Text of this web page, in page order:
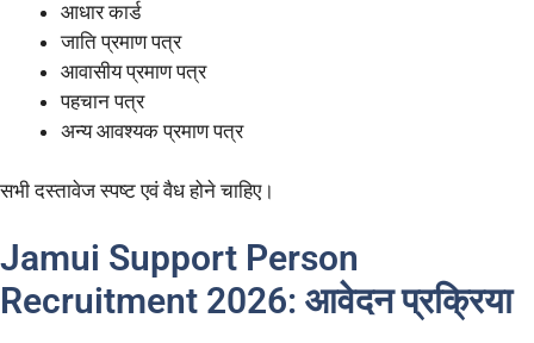
आधार कार्ड
जाति प्रमाण पत्र
आवासीय प्रमाण पत्र
पहचान पत्र
अन्य आवश्यक प्रमाण पत्र
सभी दस्तावेज स्पष्ट एवं वैध होने चाहिए।
Jamui Support Person
Recruitment 2026: आवेदन प्रक्रिया